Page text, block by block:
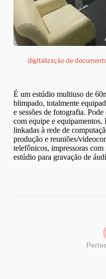
digitalização de
É um estúdio multiuso de
blimpado, totalmente
e sessões de fotografia.
com equipe e
linkadas à rede de
produção e reuniões/
telefônicos, impressoras
estúdio para gravação de